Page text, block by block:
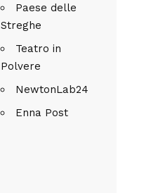
Paese delle
Streghe
Teatro in
Polvere
NewtonLab24
Enna Post